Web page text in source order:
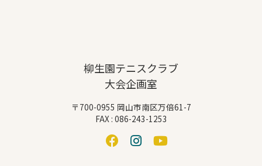
柳生園テニスクラブ
大会企画室
〒700-0955 岡山市南区万倍61-7
FAX : 086-243-1253